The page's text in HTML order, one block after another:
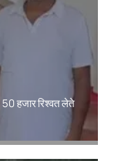
हजार रिश्वत लेते